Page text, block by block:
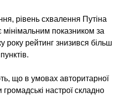
рівень схвалення Путіна
показником за
року рейтинг знизився більш
що в умовах авторитарної
настрої складно